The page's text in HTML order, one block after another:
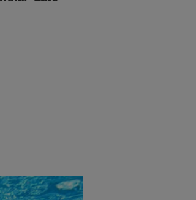
é a busca por
de
R$ 480
obstáculo ao
de
criação de
discutir